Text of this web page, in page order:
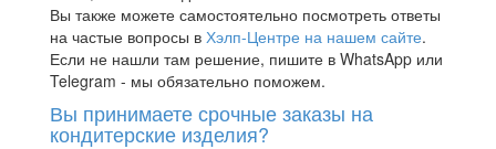
Вы также можете самостоятельно посмотреть ответы
на частые вопросы в Хэлп-Центре на нашем сайте.
Если не нашли там решение, пишите в WhatsApp или
Telegram - мы обязательно поможем.
Вы принимаете срочные заказы на
кондитерские изделия?